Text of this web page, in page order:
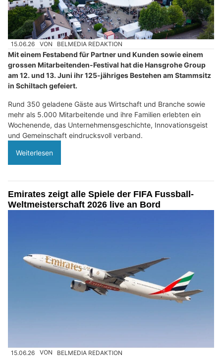
15.06.26 VON BELMEDIA REDAKTION
Mit einem Festabend für Partner und Kunden sowie einem
grossen Mitarbeitenden-Festival hat die Hansgrohe Group
am 12. und 13. Juni ihr 125-jähriges Bestehen am Stammsitz
in Schiltach gefeiert.
Rund 350 geladene Gäste aus Wirtschaft und Branche sowie
mehr als 5.000 Mitarbeitende und ihre Familien erlebten ein
Wochenende, das Unternehmensgeschichte, Innovationsgeist
und Gemeinschaft eindrucksvoll verband.
Weiterlesen
Emirates zeigt alle Spiele der FIFA Fussball-
Weltmeisterschaft 2026 live an Bord
15.06.26 VON BELMEDIA REDAKTION